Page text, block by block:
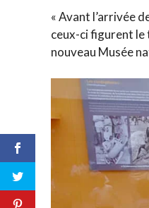
« Avant l’arrivée
ceux-ci figurent le
nouveau Musée